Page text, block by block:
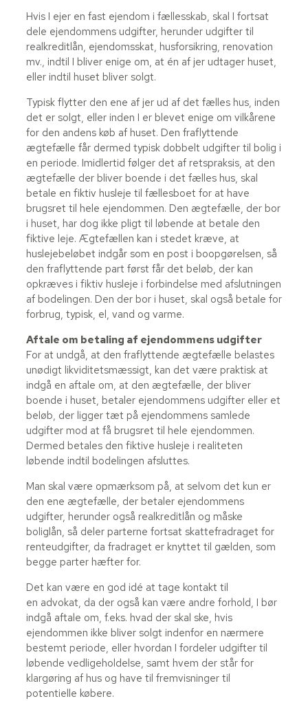
Hvis I ejer en fast ejendom i fællesskab, skal I fortsat
dele ejendommens udgifter, herunder udgifter til
realkreditlån, ejendomsskat, husforsikring, renovation
mv., indtil I bliver enige om, at én af jer udtager huset,
eller indtil huset bliver solgt.
Typisk flytter den ene af jer ud af det fælles hus, inden
det er solgt, eller inden I er blevet enige om vilkårene
for den andens køb af huset. Den fraflyttende
ægtefælle får dermed typisk dobbelt udgifter til bolig i
en periode. Imidlertid følger det af retspraksis, at den
ægtefælle der bliver boende i det fælles hus, skal
betale en fiktiv husleje til fællesboet for at have
brugsret til hele ejendommen. Den ægtefælle, der bor
i huset, har dog ikke pligt til løbende at betale den
fiktive leje. Ægtefællen kan i stedet kræve, at
huslejebeløbet indgår som en post i boopgørelsen, så
den fraflyttende part først får det beløb, der kan
opkræves i fiktiv husleje i forbindelse med afslutningen
af bodelingen. Den der bor i huset, skal også betale for
forbrug, typisk, el, vand og varme.
Aftale om betaling af ejendommens udgifter
For at undgå, at den fraflyttende ægtefælle belastes
unødigt likviditetsmæssigt, kan det være praktisk at
indgå en aftale om, at den ægtefælle, der bliver
boende i huset, betaler ejendommens udgifter eller et
beløb, der ligger tæt på ejendommens samlede
udgifter mod at få brugsret til hele ejendommen.
Dermed betales den fiktive husleje i realiteten
løbende indtil bodelingen afsluttes.
Man skal være opmærksom på, at selvom det kun er
den ene ægtefælle, der betaler ejendommens
udgifter, herunder også realkreditlån og måske
boliglån, så deler parterne fortsat skattefradraget for
renteudgifter, da fradraget er knyttet til gælden, som
begge parter hæfter for.
Det kan være en god idé at tage kontakt til
en advokat, da der også kan være andre forhold, I bør
indgå aftale om, f.eks. hvad der skal ske, hvis
ejendommen ikke bliver solgt indenfor en nærmere
bestemt periode, eller hvordan I fordeler udgifter til
løbende vedligeholdelse, samt hvem der står for
klargøring af hus og have til fremvisninger til
potentielle købere.